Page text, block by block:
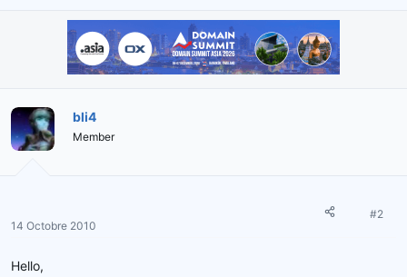
bli4
Member
14 Octobre 2010
#2
Hello,